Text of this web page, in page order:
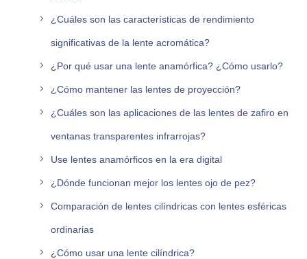
¿Cuáles son las características de rendimiento
significativas de la lente acromática?
¿Por qué usar una lente anamórfica? ¿Cómo usarlo?
¿Cómo mantener las lentes de proyección?
¿Cuáles son las aplicaciones de las lentes de zafiro en
ventanas transparentes infrarrojas?
Use lentes anamórficos en la era digital
¿Dónde funcionan mejor los lentes ojo de pez?
Comparación de lentes cilíndricas con lentes esféricas
ordinarias
¿Cómo usar una lente cilíndrica?